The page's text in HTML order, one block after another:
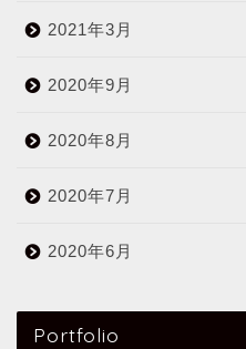
2021年3月
2020年9月
2020年8月
2020年7月
2020年6月
Portfolio